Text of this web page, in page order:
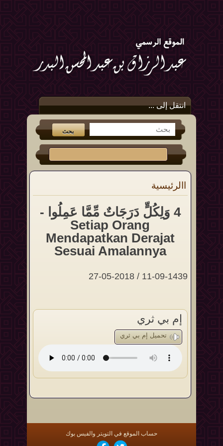
انتقل إلى ...
االرئيسية
4 وَلِكُلٍّ دَرَجَاتٌ مِّمَّا عَمِلُوا -
Setiap Orang
Mendapatkan Derajat
Sesuai Amalannya
11-09-1439 / 27-05-2018
إم بي ثري
تحميل إم بي ثري
حساب الموقع في التويتر والفيس بوك